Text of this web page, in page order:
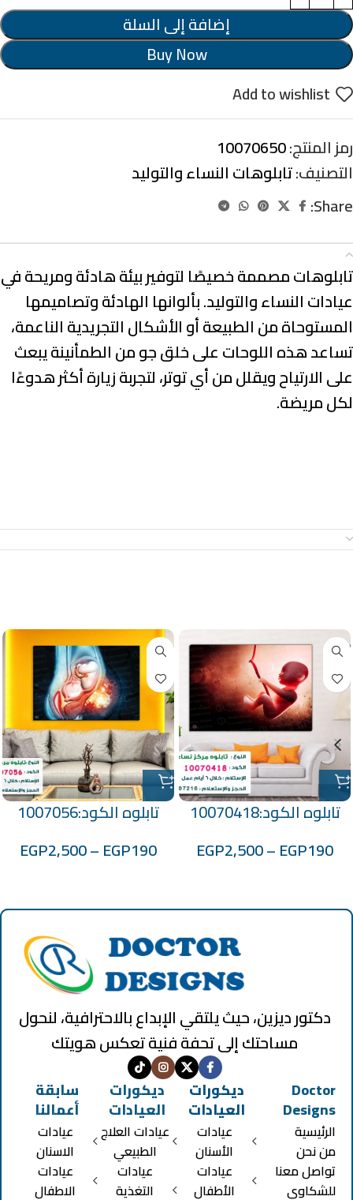
إضافة إلى السلة
Buy Now
Add to wishlist
رمز المنتج:10070650
التصنيف:تابلوهات النساء والتوليد
Share:
تابلوهات مصممة خصيصًا لتوفير بيئة هادئة ومريحة في
عيادات النساء والتوليد. بألوانها الهادئة وتصاميمها
المستوحاة من الطبيعة أو الأشكال التجريدية الناعمة،
تساعد هذه اللوحات على خلق جو من الطمأنينة يبعث
على الارتياح ويقلل من أي توتر، لتجربة زيارة أكثر هدوءًا
لكل مريضة.
تابلوه الكود:10070418
EGP190
–
EGP2,500
تابلوه الكود:1007056
EGP190
–
EGP2,500
دكتور ديزين، حيث يلتقي الإبداع بالاحترافية، لنحول
مساحتك إلى تحفة فنية تعكس هويتك
Doctor
Designs
الرئيسية
من نحن
تواصل معنا
للشكاوي
ديكورات
العيادات
عيادات
الأسنان
عيادات
الأطفال
ديكورات
العيادات
عيادات العلاج
الطبيعي
عيادات
التغذية
سابقة
أعمالنا
عيادات
الاسنان
عيادات
الاطفال